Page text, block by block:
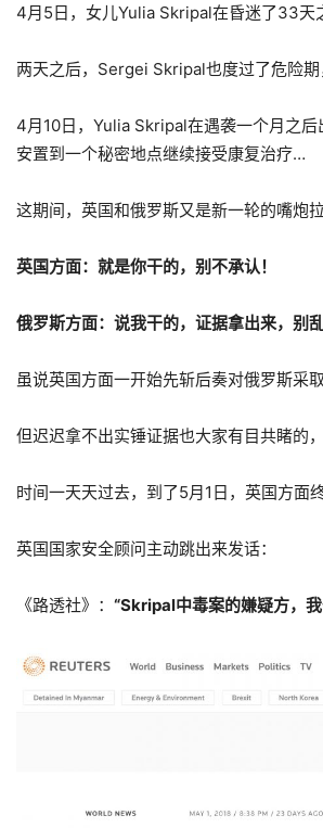
4月5日，女儿Yulia Skripal在昏迷了33天
两天之后，Sergei Skripal也度过了危险
4月10日，Yulia Skripal在遇袭一个月之后
安置到一个秘密地点继续接受康复治疗…
这期间，英国和俄罗斯又是新一轮的嘴炮拉
英国方面：就是你干的，别不承认！
俄罗斯方面：说我干的，证据拿出来，别乱
虽说英国方面一开始先斩后奏对俄罗斯采
但迟迟拿不出实锤证据也大家有目共睹的，
时间一天天过去，到了5月1日，英国方面
英国国家安全顾问主动跳出来发话：
《路透社》： “Skripal中毒案的嫌疑方，